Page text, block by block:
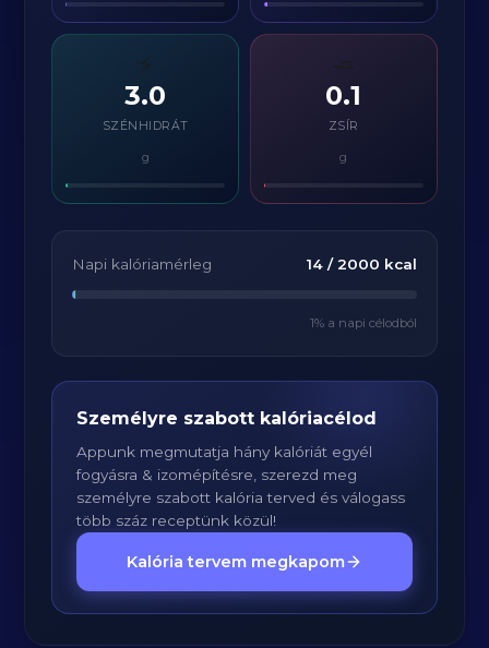
⚡
3.0
SZÉNHIDRÁT
g
0.1
ZSÍR
g
Napi kalóriamérleg 14/ 2000 kcal
1% a napi célodból
Személyre szabott kalóriacélod
Appunk megmutatja hány kalóriát egyél
fogyásra & izomépítésre, szerezd meg
személyre szabott kalória terved és válogass
több száz receptünk közül!
Kalória tervem megkapom